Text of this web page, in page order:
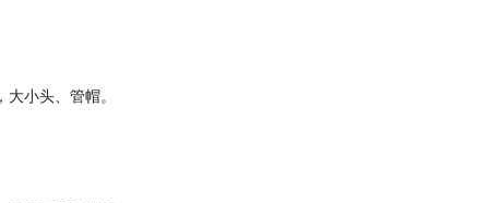
小头、管帽。